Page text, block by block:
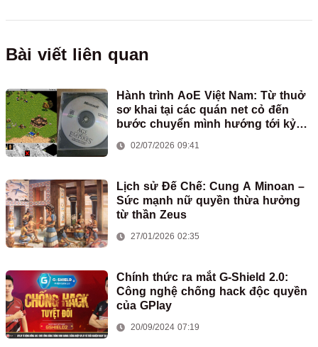
Bài viết liên quan
Hành trình AoE Việt Nam: Từ thuở
sơ khai tại các quán net cỏ đến
bước chuyển mình hướng tới kỷ
02/07/2026 09:41
Lịch sử Đế Chế: Cung A Minoan –
Sức mạnh nữ quyền thừa hưởng
từ thần Zeus
27/01/2026 02:35
Chính thức ra mắt G-Shield 2.0:
Công nghệ chống hack độc quyền
của GPlay
20/09/2024 07:19